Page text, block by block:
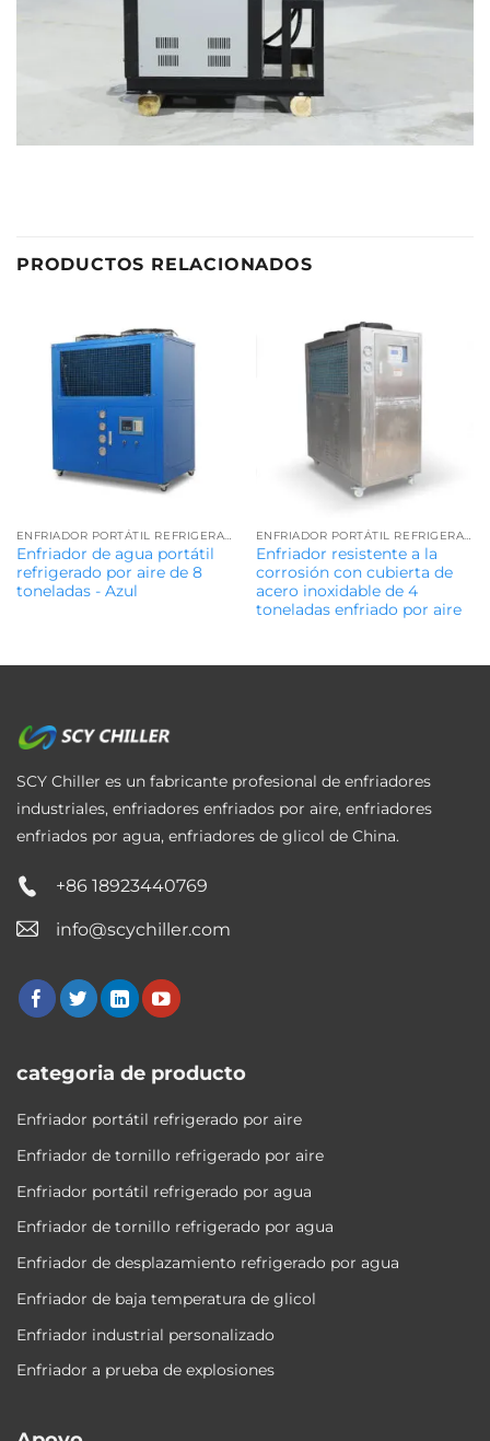
PRODUCTOS RELACIONADOS
ENFRIADOR PORTÁTIL REFRIGERADO POR AIRE
Enfriador de agua portátil
refrigerado por aire de 8
toneladas - Azul
ENFRIADOR PORTÁTIL REFRIGERADO POR AIRE
Enfriador resistente a la
corrosión con cubierta de
acero inoxidable de 4
toneladas enfriado por aire
SCY Chiller es un fabricante profesional de enfriadores
industriales, enfriadores enfriados por aire, enfriadores
enfriados por agua, enfriadores de glicol de China.
+86 18923440769
info@scychiller.com
categoria de producto
Enfriador portátil refrigerado por aire
Enfriador de tornillo refrigerado por aire
Enfriador portátil refrigerado por agua
Enfriador de tornillo refrigerado por agua
Enfriador de desplazamiento refrigerado por agua
Enfriador de baja temperatura de glicol
Enfriador industrial personalizado
Enfriador a prueba de explosiones